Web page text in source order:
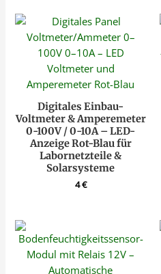
Digitales Einbau-
Voltmeter & Amperemeter
0-100V / 0-10A – LED-
Anzeige Rot-Blau für
Labornetzteile &
Solarsysteme
4€